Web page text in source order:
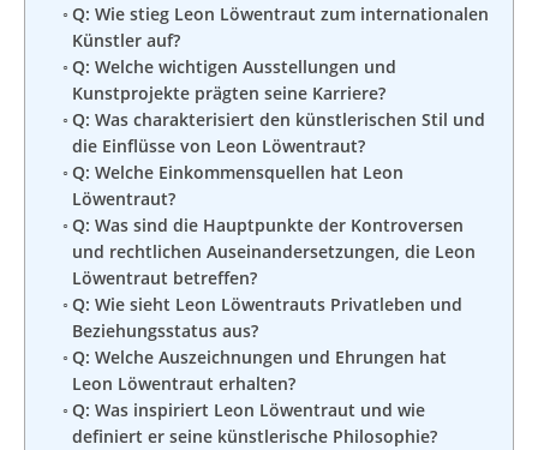
Q: Wie stieg Leon Löwentraut zum internationalen
Künstler auf?
Q: Welche wichtigen Ausstellungen und
Kunstprojekte prägten seine Karriere?
Q: Was charakterisiert den künstlerischen Stil und
die Einflüsse von Leon Löwentraut?
Q: Welche Einkommensquellen hat Leon
Löwentraut?
Q: Was sind die Hauptpunkte der Kontroversen
und rechtlichen Auseinandersetzungen, die Leon
Löwentraut betreffen?
Q: Wie sieht Leon Löwentrauts Privatleben und
Beziehungsstatus aus?
Q: Welche Auszeichnungen und Ehrungen hat
Leon Löwentraut erhalten?
Q: Was inspiriert Leon Löwentraut und wie
definiert er seine künstlerische Philosophie?